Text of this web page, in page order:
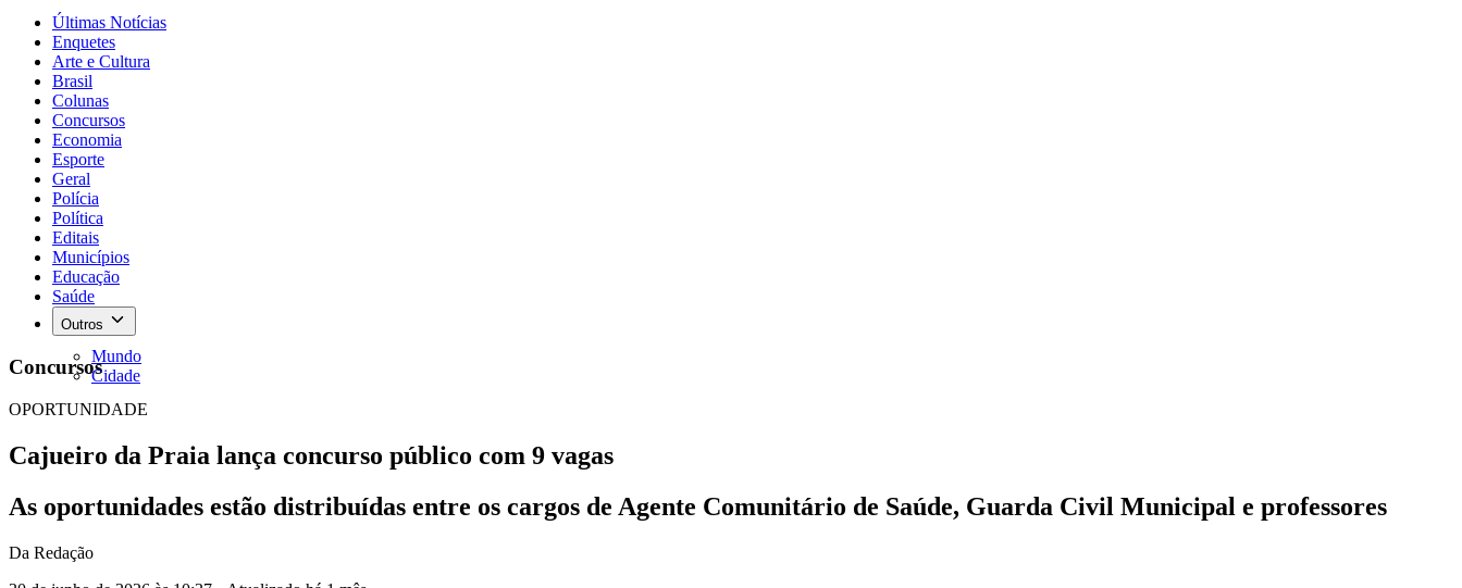
Últimas Notícias
Enquetes
Arte e Cultura
Brasil
Colunas
Concursos
Economia
Esporte
Geral
Polícia
Política
Editais
Municípios
Educação
Saúde
Outros
Mundo
Cidade
Concursos
OPORTUNIDADE
Cajueiro da Praia lança concurso público com 9 vagas
As oportunidades estão distribuídas entre os cargos de Agente Comunitário de Saúde, Guarda Civil Municipal e professores
Da Redação